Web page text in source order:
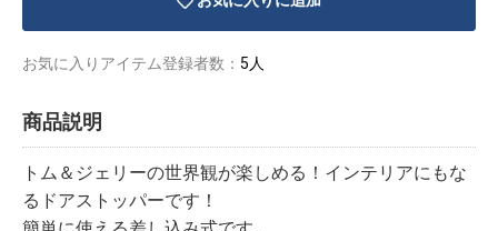
お気に入りアイテム登録者数： 5人
商品説明
トム＆ジェリーの世界観が楽しめる！インテリアにもな
るドアストッパーです！